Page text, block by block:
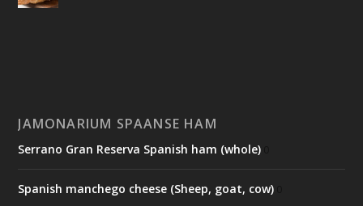
JAMONARIUM SPAANSE HAM
Serrano Gran Reserva Spanish ham (whole)
Spanish manchego cheese (Sheep, goat, cow)